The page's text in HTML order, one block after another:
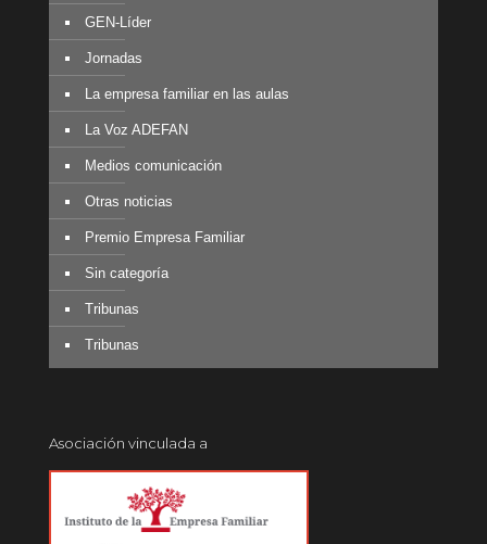
GEN-Líder
Jornadas
La empresa familiar en las aulas
La Voz ADEFAN
Medios comunicación
Otras noticias
Premio Empresa Familiar
Sin categoría
Tribunas
Tribunas
Asociación vinculada a